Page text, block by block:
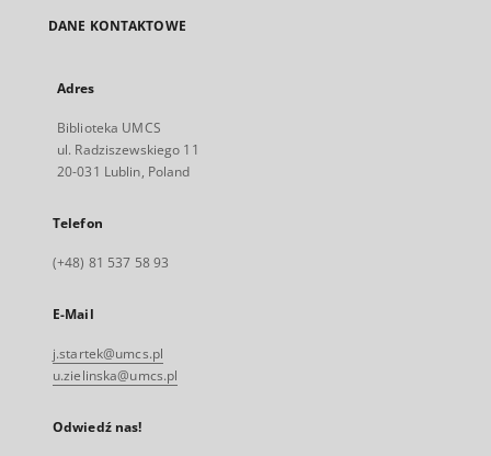
DANE KONTAKTOWE
Adres
Biblioteka UMCS
ul. Radziszewskiego 11
20-031 Lublin, Poland
Telefon
(+48) 81 537 58 93
E-Mail
j.startek@umcs.pl
u.zielinska@umcs.pl
Odwiedź nas!